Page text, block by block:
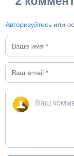
Авторизуйтесь или